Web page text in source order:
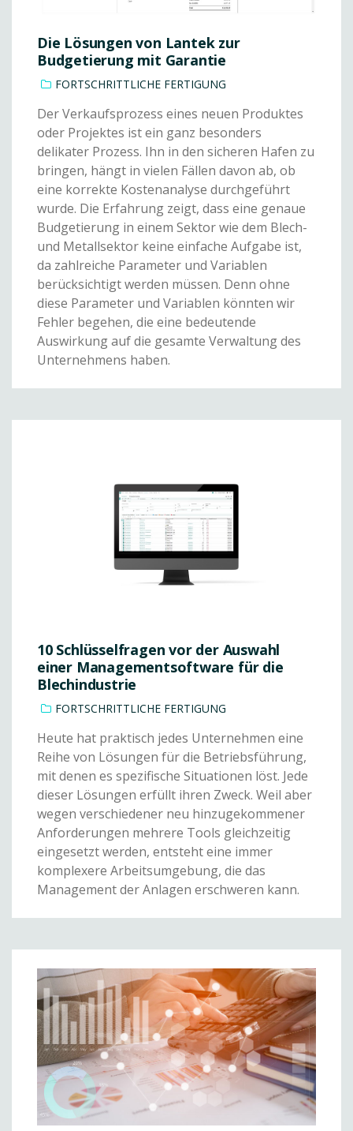
Die Lösungen von Lantek zur
Budgetierung mit Garantie
FORTSCHRITTLICHE FERTIGUNG
Der Verkaufsprozess eines neuen Produktes
oder Projektes ist ein ganz besonders
delikater Prozess. Ihn in den sicheren Hafen zu
bringen, hängt in vielen Fällen davon ab, ob
eine korrekte Kostenanalyse durchgeführt
wurde. Die Erfahrung zeigt, dass eine genaue
Budgetierung in einem Sektor wie dem Blech-
und Metallsektor keine einfache Aufgabe ist,
da zahlreiche Parameter und Variablen
berücksichtigt werden müssen. Denn ohne
diese Parameter und Variablen könnten wir
Fehler begehen, die eine bedeutende
Auswirkung auf die gesamte Verwaltung des
Unternehmens haben.
10 Schlüsselfragen vor der Auswahl
einer Managementsoftware für die
Blechindustrie
FORTSCHRITTLICHE FERTIGUNG
Heute hat praktisch jedes Unternehmen eine
Reihe von Lösungen für die Betriebsführung,
mit denen es spezifische Situationen löst. Jede
dieser Lösungen erfüllt ihren Zweck. Weil aber
wegen verschiedener neu hinzugekommener
Anforderungen mehrere Tools gleichzeitig
eingesetzt werden, entsteht eine immer
komplexere Arbeitsumgebung, die das
Management der Anlagen erschweren kann.